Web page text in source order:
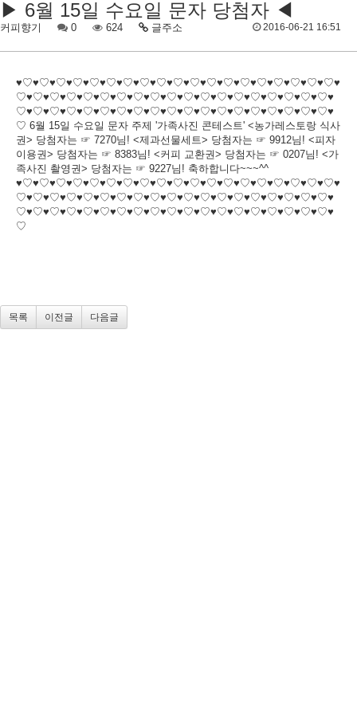
▶ 6월 15일 수요일 문자 당첨자 ◀
커피향기 0 624 글주소 2016-06-21 16:51
♥♡♥♡♥♡♥♡♥♡♥♡♥♡♥♡♥♡♥♡♥♡♥♡♥♡♥♡♥♡♥♡♥♡♥♡♥♡♥
♡♥♡♥♡♥♡♥♡♥♡♥♡♥♡♥♡♥♡♥♡♥♡♥♡♥♡♥♡♥♡♥♡♥♡♥♡♥
♡♥♡♥♡♥♡♥♡♥♡♥♡♥♡♥♡♥♡♥♡♥♡♥♡♥♡♥♡♥♡♥♡♥♡♥♡♥
♡ 6월 15일 수요일 문자 주제 '가족사진 콘테스트' <농가레스토랑 식사
권> 당첨자는 ☞ 7270님! <제과선물세트> 당첨자는 ☞ 9912님! <피자
이용권> 당첨자는 ☞ 8383님! <커피 교환권> 당첨자는 ☞ 0207님! <가
족사진 촬영권> 당첨자는 ☞ 9227님! 축하합니다~~~^^
♥♡♥♡♥♡♥♡♥♡♥♡♥♡♥♡♥♡♥♡♥♡♥♡♥♡♥♡♥♡♥♡♥♡♥♡♥♡♥
♡♥♡♥♡♥♡♥♡♥♡♥♡♥♡♥♡♥♡♥♡♥♡♥♡♥♡♥♡♥♡♥♡♥♡♥♡♥
♡♥♡♥♡♥♡♥♡♥♡♥♡♥♡♥♡♥♡♥♡♥♡♥♡♥♡♥♡♥♡♥♡♥♡♥♡♥
♡
목록 이전글 다음글